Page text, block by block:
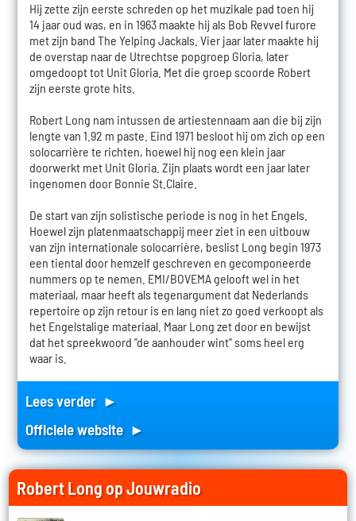
Hij zette zijn eerste schreden op het muzikale pad toen hij
14 jaar oud was, en in 1963 maakte hij als Bob Revvel furore
met zijn band The Yelping Jackals. Vier jaar later maakte hij
de overstap naar de Utrechtse popgroep Gloria, later
omgedoopt tot Unit Gloria. Met die groep scoorde Robert
zijn eerste grote hits.
Robert Long nam intussen de artiestennaam aan die bij zijn
lengte van 1.92 m paste. Eind 1971 besloot hij om zich op een
solocarrière te richten, hoewel hij nog een klein jaar
doorwerkt met Unit Gloria. Zijn plaats wordt een jaar later
ingenomen door Bonnie St.Claire.
De start van zijn solistische periode is nog in het Engels.
Hoewel zijn platenmaatschappij meer ziet in een uitbouw
van zijn internationale solocarrière, beslist Long begin 1973
een tiental door hemzelf geschreven en gecomponeerde
nummers op te nemen. EMI/BOVEMA gelooft wel in het
materiaal, maar heeft als tegenargument dat Nederlands
repertoire op zijn retour is en lang niet zo goed verkoopt als
het Engelstalige materiaal. Maar Long zet door en bewijst
dat het spreekwoord "de aanhouder wint" soms heel erg
waar is.
Lees verder ►
Officiele website ►
Robert Long op Jouwradio